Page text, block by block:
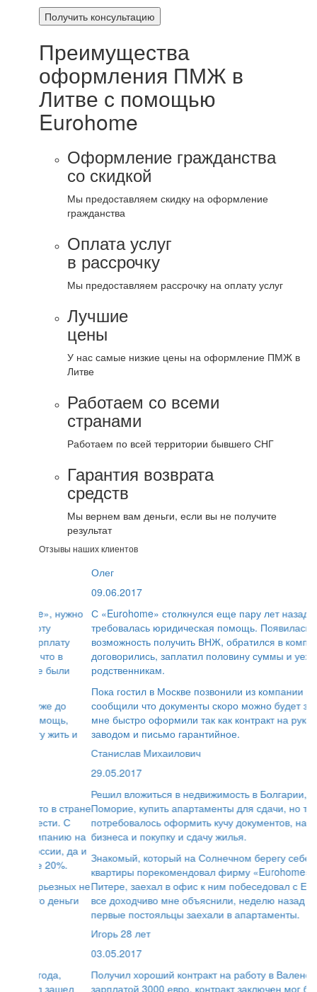
Преимущества
оформления ПМЖ в
Литве с помощью
Eurohome
Оформление гражданства
со скидкой
Мы предоставляем скидку на оформление
гражданства
Оплата услуг
в рассрочку
Мы предоставляем рассрочку на оплату услуг
Лучшие
цены
У нас самые низкие цены на оформление ПМЖ в
Литве
Работаем со всеми
странами
Работаем по всей территории бывшего СНГ
Гарантия возврата
средств
Мы вернем вам деньги, если вы не получите
результат
Отзывы наших клиентов
С «Eurohome» столкнулся еще пару лет назад, когда
требовалась юридическая помощь. Появилась
возможность получить ВНЖ, обратился в компанию,
договорились, заплатил половину суммы и уехал к
родственникам.
Пока гостил в Москве позвонили из компании и
сообщили что документы скоро можно будет забирать,
мне быстро оформили так как контракт на руках был с
заводом и письмо гарантийное.
Станислав Михаилович
Решил вложиться в недвижимость в Болгарии, в городе
Поморие, купить апартаменты для сдачи, но там
потребовалось оформить кучу документов, на ведение
бизнеса и покупку и сдачу жилья.
Знакомый, который на Солнечном берегу себе покупал
квартиры порекомендовал фирму «Eurohome». Живу в
Питере, заехал в офис к ним побеседовал с Евгением,
все доходчиво мне объяснили, неделю назад уже
первые постояльцы заехали в апартаменты.
Игорь 28 лет
Получил хороший контракт на работу в Валенсии с
зарплатой 3000 евро, контракт заключен мог быть и на 6